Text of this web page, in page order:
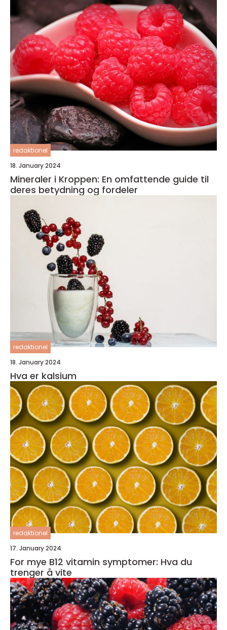
redaktionel
18. January 2024
Mineraler i Kroppen: En omfattende guide til
deres betydning og fordeler
redaktionel
18. January 2024
Hva er kalsium
redaktionel
17. January 2024
For mye B12 vitamin symptomer: Hva du
trenger å vite